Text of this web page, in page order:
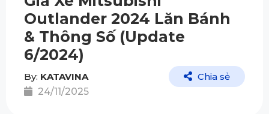
Outlander 2024 Lăn Bánh
& Thông Số (Update
6/2024)
By: KATAVINA
24/11/2025
Chia sẻ